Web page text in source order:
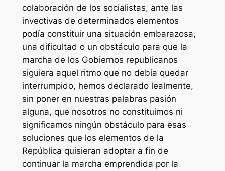
colaboración de los socialistas, ante las
invectivas de determinados elementos
podía constituir una situación embarazosa,
una dificultad o un obstáculo para que la
marcha de los Gobiernos republicanos
siguiera aquel ritmo que no debía quedar
interrumpido, hemos declarado lealmente,
sin poner en nuestras palabras pasión
alguna, que nosotros no constituimos ni
significamos ningún obstáculo para esas
soluciones que los elementos de la
República quisieran adoptar a fin de
continuar la marcha emprendida por la